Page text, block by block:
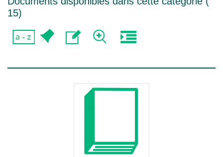
15)